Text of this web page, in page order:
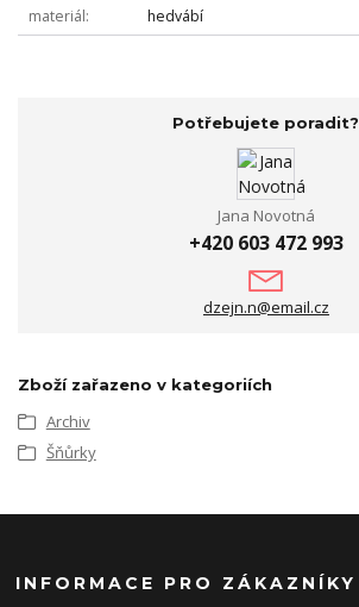
materiál
hedvábí
Potřebujete poradit?
Jana Novotná
+420 603 472 993
dzejn.n@email.cz
Zboží zařazeno v kategoriích
Archiv
Šňůrky
INFORMACE PRO ZÁKAZNÍKY